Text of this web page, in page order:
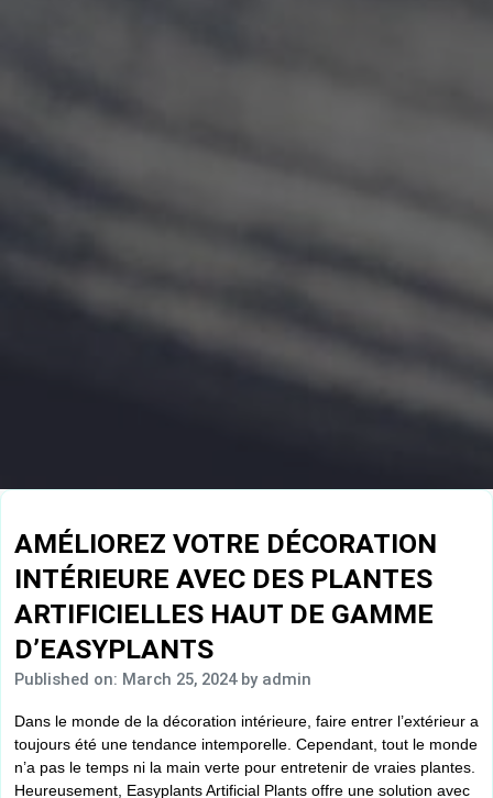
AMÉLIOREZ VOTRE DÉCORATION
INTÉRIEURE AVEC DES PLANTES
ARTIFICIELLES HAUT DE GAMME
D’EASYPLANTS
Published on: March 25, 2024 by admin
Dans le monde de la décoration intérieure, faire entrer l’extérieur a
toujours été une tendance intemporelle. Cependant, tout le monde
n’a pas le temps ni la main verte pour entretenir de vraies plantes.
Heureusement, Easyplants Artificial Plants offre une solution avec